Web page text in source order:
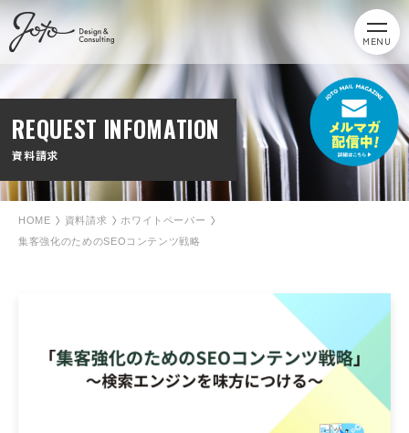
MENU
REQUEST INFOMATION
資料請求
HOME 資料請求
ホワイトペーパー
集客強化のためのSEOコンテンツ戦略